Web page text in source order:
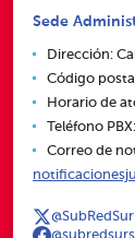
Sede
Dirección:
Código
Horario de
Teléfono PBX:
Correo de
@SubRedSur